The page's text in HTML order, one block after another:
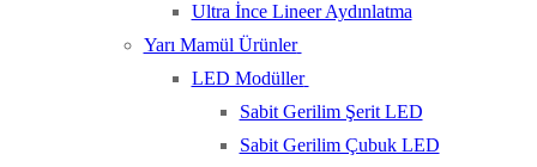
Ultra İnce Lineer Aydınlatma
Yarı Mamül Ürünler
LED Modüller
Sabit Gerilim Şerit LED
Sabit Gerilim Çubuk LED